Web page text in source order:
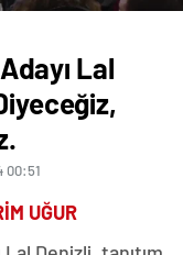
Lal
00:51
UĞUR